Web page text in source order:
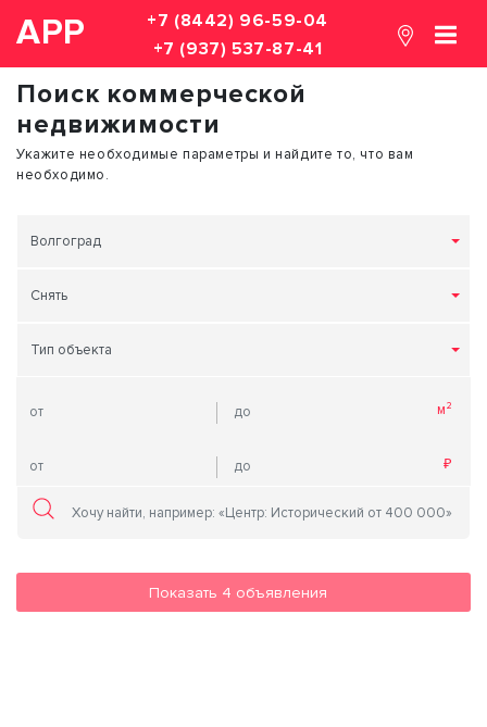
АРР
+7 (8442) 96-59-04
+7 (937) 537-87-41
Поиск коммерческой
недвижимости
Укажите необходимые параметры и найдите то, что вам
необходимо.
Волгоград
Снять
Тип объекта
Показать 4 объявления